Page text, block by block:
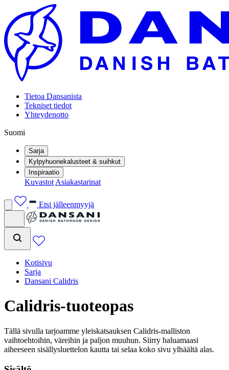
Tietoa Dansanista
Tekniset tiedot
Yhteydenotto
Suomi
Sarja
Kylpyhuonekalusteet & suihkut
Inspiraatio
Kuvastot Asiakastarinat
Etsi jälleenmyyjä
Kotisivu
Sarja
Dansani Calidris
Calidris-tuoteopas
Tällä sivulla tarjoamme yleiskatsauksen Calidris-malliston
vaihtoehtoihin, väreihin ja paljon muuhun. Siirry haluamaasi
aiheeseen sisällysluettelon kautta tai selaa koko sivu ylhäältä alas.